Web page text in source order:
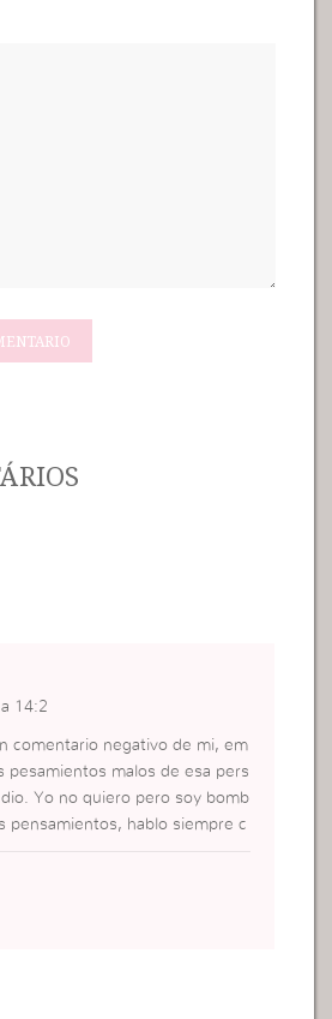
14:2
comentario negativo de mi, em
pesamientos malos de esa pers
Yo no quiero pero soy bomb
pensamientos, hablo siempre c
que Dios me habló de defen
van a cambiar